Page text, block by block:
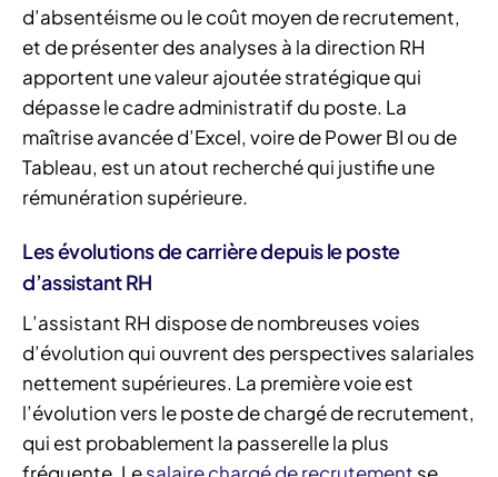
d’absentéisme ou le coût moyen de recrutement,
et de présenter des analyses à la direction RH
apportent une valeur ajoutée stratégique qui
dépasse le cadre administratif du poste. La
maîtrise avancée d’Excel, voire de Power BI ou de
Tableau, est un atout recherché qui justifie une
rémunération supérieure.
Les évolutions de carrière depuis le poste
d’assistant RH
L’assistant RH dispose de nombreuses voies
d’évolution qui ouvrent des perspectives salariales
nettement supérieures. La première voie est
l’évolution vers le poste de chargé de recrutement,
qui est probablement la passerelle la plus